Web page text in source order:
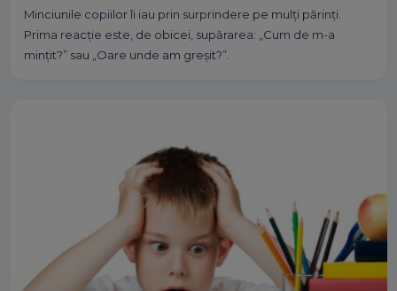
Minciunile copiilor îi iau prin surprindere pe mulți părinți.
Prima reacție este, de obicei, supărarea: „Cum de m-a
mințit?” sau „Oare unde am greșit?”.